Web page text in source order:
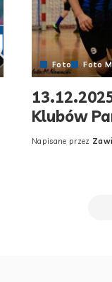
Foto Foto
Klubów
Posted
Napisane przez